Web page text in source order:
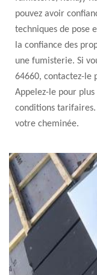
pouvez avoir
techniques de pose
la confiance des
une fumisterie. Si
64660, contactez-le
Appelez-le pour plus
conditions tarifaires.
votre cheminée.